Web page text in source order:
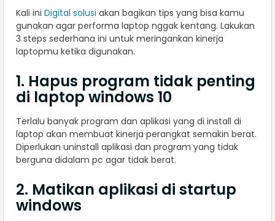
Kali ini Digital solusi akan bagikan tips yang bisa kamu
gunakan agar performa laptop nggak kentang. Lakukan
3 steps sederhana ini untuk meringankan kinerja
laptopmu ketika digunakan.
1. Hapus program tidak penting
di laptop windows 10
Terlalu banyak program dan aplikasi yang di install di
laptop akan membuat kinerja perangkat semakin berat.
Diperlukan uninstall aplikasi dan program yang tidak
berguna didalam pc agar tidak berat.
2. Matikan aplikasi di startup
windows